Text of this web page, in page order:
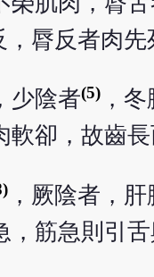
脣反者肉先
少陰者(5)，冬
軟卻，故齒
，厥陰者，
，筋急則引